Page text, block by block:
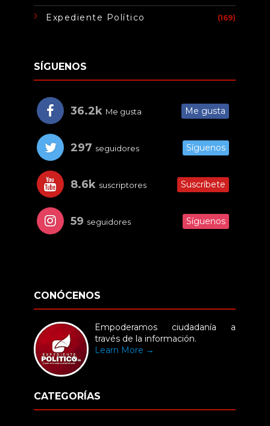
Expediente Político (169)
SÍGUENOS
36.2k Me gusta Me gusta
297 seguidores Síguenos
8.6k suscriptores Suscríbete
59 seguidores Síguenos
CONÓCENOS
Empoderamos ciudadanía a
través de la información.
Learn More →
CATEGORÍAS